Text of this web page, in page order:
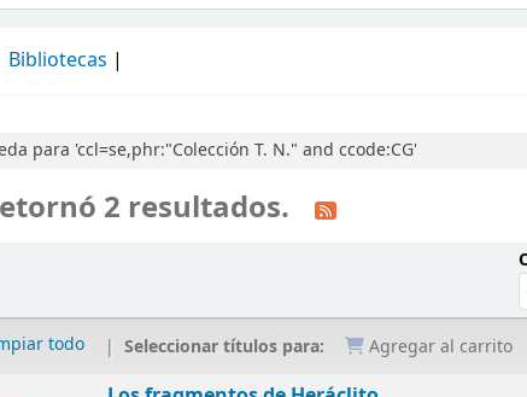
Bibliotecas
para 'ccl=se,phr:"Colección T. N." and ccode:CG'
2 resultados.
todo Seleccionar títulos para: Agregar al carrito